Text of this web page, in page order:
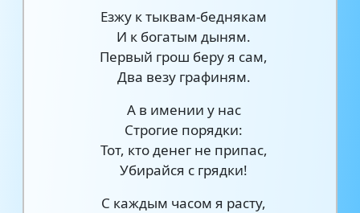
Езжу к тыквам-беднякам
И к богатым дыням.
Первый грош беру я сам,
Два везу графиням.
А в имении у нас
Строгие порядки:
Тот, кто денег не припас,
Убирайся с грядки!
С каждым часом я расту,